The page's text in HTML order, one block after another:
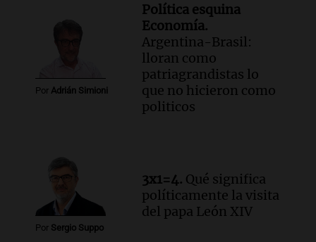
Por Adrián Simioni
Política esquina
Economía.
Argentina-Brasil:
lloran como
patriagrandistas lo
que no hicieron como
politicos
Por Sergio Suppo
3x1=4. Qué significa
políticamente la visita
del papa León XIV